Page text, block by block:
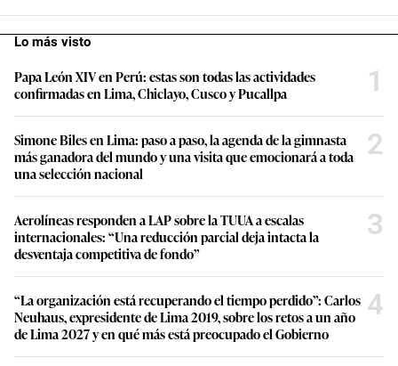
Lo más visto
Papa León XIV en Perú: estas son todas las actividades
confirmadas en Lima, Chiclayo, Cusco y Pucallpa
1
Simone Biles en Lima: paso a paso, la agenda de la gimnasta
más ganadora del mundo y una visita que emocionará a toda
una selección nacional
2
Aerolíneas responden a LAP sobre la TUUA a escalas
internacionales: “Una reducción parcial deja intacta la
desventaja competitiva de fondo”
3
“La organización está recuperando el tiempo perdido”: Carlos
Neuhaus, expresidente de Lima 2019, sobre los retos a un año
de Lima 2027 y en qué más está preocupado el Gobierno
4